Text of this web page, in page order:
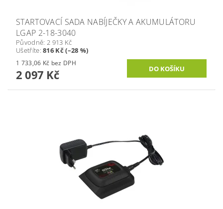
STARTOVACÍ SADA NABÍJEČKY A AKUMULÁTORU
LGAP 2-18-3040
Původně: 2 913 Kč
Ušetříte:816 Kč (–28 %)
1 733,06 Kč bez DPH
2 097 Kč